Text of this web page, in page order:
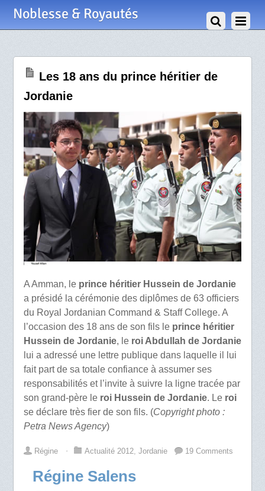
Noblesse & Royautés
Les 18 ans du prince héritier de
Jordanie
A Amman, le prince héritier Hussein de Jordanie
a présidé la cérémonie des diplômes de 63 officiers
du Royal Jordanian Command & Staff College. A
l’occasion des 18 ans de son fils le prince héritier
Hussein de Jordanie, le roi Abdullah de Jordanie
lui a adressé une lettre publique dans laquelle il lui
fait part de sa totale confiance à assumer ses
responsabilités et l’invite à suivre la ligne tracée par
son grand-père le roi Hussein de Jordanie. Leroi
se déclare très fier de son fils. (Copyright photo :
Petra News Agency)
Régine ⋅ Actualité 2012, Jordanie 19 Comments
Régine Salens